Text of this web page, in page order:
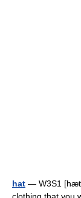
hat — W3S1